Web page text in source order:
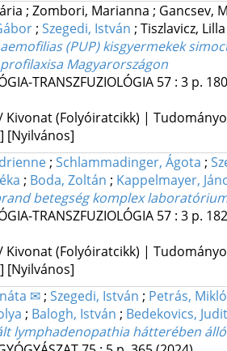
; Zombori, Marianna ; Gancsev,
; Szegedi, István ; Tiszlavicz,
(PUP) kisgyermekek
Magyarországon
TRANSZFUZIOLÓGIA 57: 3 p.
Kivonat (Folyóiratcikk) |
[Nyilvános]
; Schlammadinger, Ágota ;
; Boda, Zoltán ; Kappelmayer,
betegség komplex
TRANSZFUZIOLÓGIA 57: 3 p.
Kivonat (Folyóiratcikk) |
[Nyilvános]
✉ ; Szegedi, István ; Petrás,
; Balogh, István ; Bedekovics, Judit
lymphadenopathia hátterében